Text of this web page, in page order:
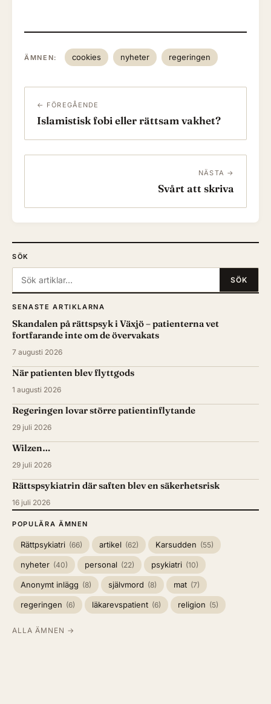
ÄMNEN: cookies nyheter regeringen
← FÖREGÅENDE
Islamistisk fobi eller rättsam vakhet?
NÄSTA →
Svårt att skriva
SÖK
Sök: SÖK
SENASTE ARTIKLARNA
Skandalen på rättspsyk i Växjö – patienterna vet
fortfarande inte om de övervakats
7 augusti 2026
När patienten blev flyttgods
1 augusti 2026
Regeringen lovar större patientinflytande
29 juli 2026
Wilzen…
29 juli 2026
Rättspsykiatrin där saften blev en säkerhetsrisk
16 juli 2026
POPULÄRA ÄMNEN
Rättpsykiatri (66) artikel (62) Karsudden (55)
nyheter (40) personal (22) psykiatri (10)
Anonymt inlägg (8) självmord (8) mat (7)
regeringen (6) läkarevspatient (6) religion (5)
ALLA ÄMNEN →